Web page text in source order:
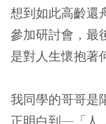
想到如此高齡還
參加研討會，最
是對人生懷抱著
我同學的哥哥是